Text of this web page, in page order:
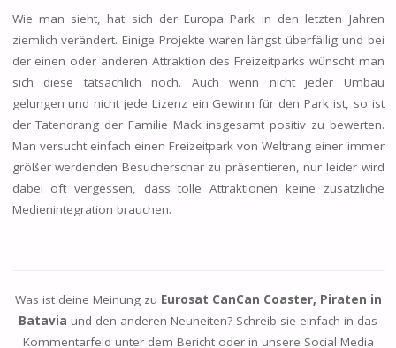
Wie man sieht, hat sich der Europa Park in den letzten Jahren
ziemlich verändert. Einige Projekte waren längst überfällig und bei
der einen oder anderen Attraktion des Freizeitparks wünscht man
sich diese tatsächlich noch. Auch wenn nicht jeder Umbau
gelungen und nicht jede Lizenz ein Gewinn für den Park ist, so ist
der Tatendrang der Familie Mack insgesamt positiv zu bewerten.
Man versucht einfach einen Freizeitpark von Weltrang einer immer
größer werdenden Besucherschar zu präsentieren, nur leider wird
dabei oft vergessen, dass tolle Attraktionen keine zusätzliche
Medienintegration brauchen.
Was ist deine Meinung zu Eurosat CanCan Coaster, Piraten in
Batavia und den anderen Neuheiten? Schreib sie einfach in das
Kommentarfeld unter dem Bericht oder in unsere Social Media